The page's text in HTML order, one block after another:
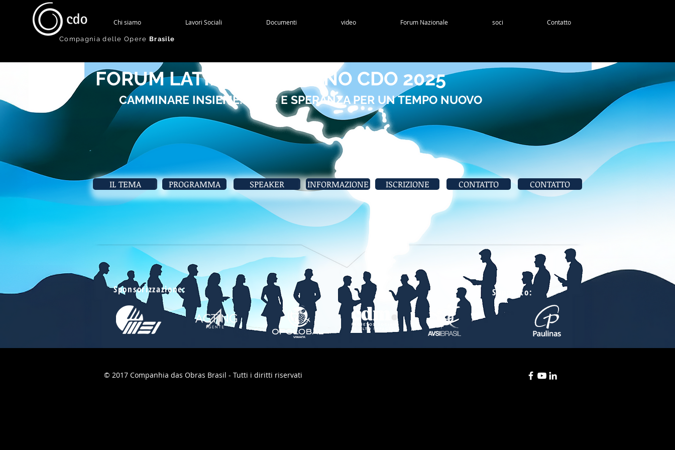
Compagnia delle Opere Brasile
Chi siamo Lavori Sociali Documenti video Forum Nazionale soci Contatto
FORUM LATINOAMERICANO CDO 2025
CAMMINARE INSIEME: SFIDE E SPERANZA PER UN TEMPO NUOVO
IL TEMA PROGRAMMA SPEAKER INFORMAZIONE ISCRIZIONE CONTATTO CONTATTO
Sponsorizzazione: Supporto:
© 2017 Companhia das Obras Brasil - Tutti i diritti riservati